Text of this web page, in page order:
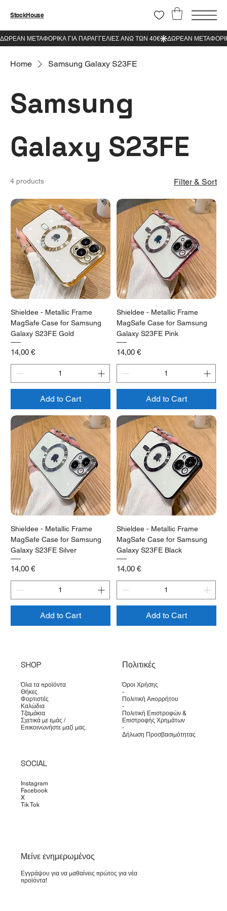
StockHouse
Home Samsung Galaxy S23FE
Samsung
Galaxy S23FE
4 products Filter & Sort
Shieldee - Metallic Frame
MagSafe Case for Samsung
Galaxy S23FE Gold
Price
14,00 €
Add to Cart
Shieldee - Metallic Frame
MagSafe Case for Samsung
Galaxy S23FE Pink
Price
14,00 €
Add to Cart
Shieldee - Metallic Frame
MagSafe Case for Samsung
Galaxy S23FE Silver
Price
14,00 €
Add to Cart
Shieldee - Metallic Frame
MagSafe Case for Samsung
Galaxy S23FE Black
Price
14,00 €
Add to Cart
SHOP
Όλα τα προϊόντα
Θήκες
Φορτιστές
Καλώδια
Τζαμάκια
Σχετικά με εμάς /
Επικοινωνήστε μαζί μας.
Πολιτικές
Όροι Χρήσης
-
Πολιτική Απορρήτου
-
Πολιτική Επιστροφών &
Επιστροφής Χρημάτων
-
Δήλωση Προσβασιμότητας
SOCIAL
Instagram
Facebook
X
Tik Tok
​Μείνε ενημερωμένος
Εγγράψου για να μαθαίνεις πρώτος για νέα
προϊόντα!